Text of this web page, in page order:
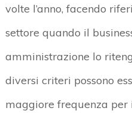
volte l’anno, facendo
settore quando il
amministrazione lo
diversi criteri possono
maggiore frequenza